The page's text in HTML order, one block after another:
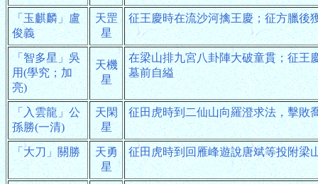
「玉麒麟」盧
俊義
天罡
星
征王慶時在流沙河擒王慶；征方臘後
「智多星」吳
用(學究；加
亮)
天機
星
在梁山排九宮八卦陣大破童貫；征王
墓前自縊
「入雲龍」公
孫勝(一清)
天閑
星
征田虎時到二仙山向羅澄求法，擊敗
「大刀」關勝
天勇
星
征田虎時到回雁峰遊說唐斌等投附梁